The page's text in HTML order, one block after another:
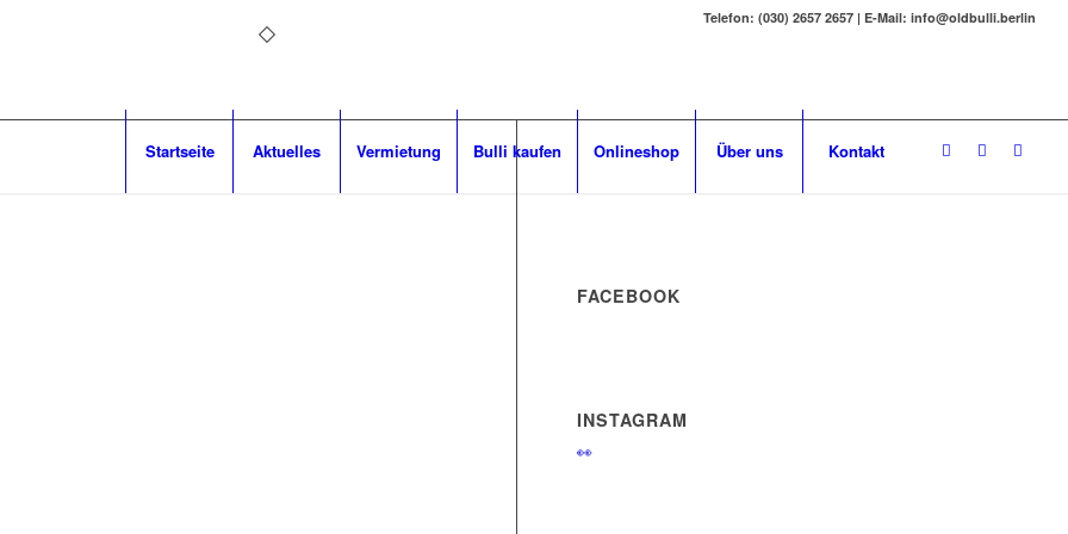
Telefon: (030) 2657 2657 | E-Mail: info@oldbulli.berlin
Startseite Aktuelles Vermietung Bulli kaufen Onlineshop Über uns Kontakt
FACEBOOK
INSTAGRAM
👀